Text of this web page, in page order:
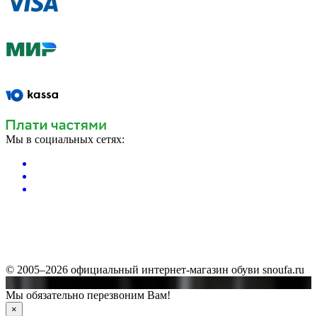
Мы в социальных сетях:
© 2005–2026 официальный интернет-магазин обуви snoufa.ru
Мы обязательно перезвоним Вам!
×